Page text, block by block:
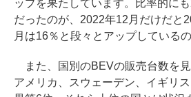
ップを果たしています。比率的に
だったのが、2022年12月だけだと
月は16％と段々とアップしているの
また、国別のBEVの販売台数を見
アメリカ、スウェーデン、イギリ